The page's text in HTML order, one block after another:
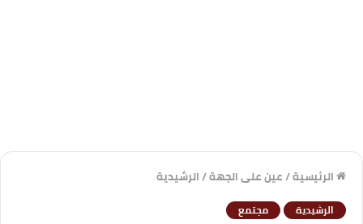
الرئيسية/عين على الجهة/الرشيدية
الرشيدية مجتمع